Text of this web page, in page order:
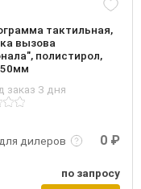
тактильная,
вызова
полистирол,
заказ 3 дня
дилеров 0 ₽
по запросу